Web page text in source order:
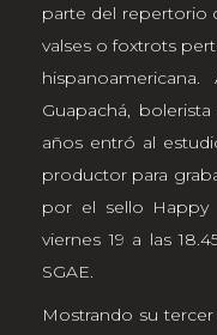
parte del repertorio
valses o foxtrots
Guapachá,
años entró al
productor para
por el sello Happy
viernes 19 a las
SGAE.
Mostrando su tercer